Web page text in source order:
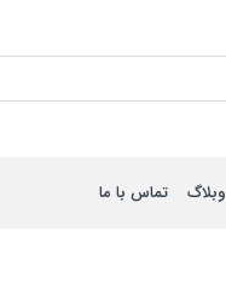
وبلاگ تماس با ما